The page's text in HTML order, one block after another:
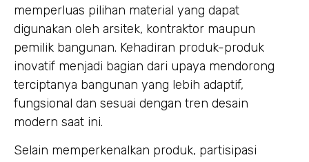
memperluas pilihan material yang dapat
digunakan oleh arsitek, kontraktor maupun
pemilik bangunan. Kehadiran produk-produk
inovatif menjadi bagian dari upaya mendorong
terciptanya bangunan yang lebih adaptif,
fungsional dan sesuai dengan tren desain
modern saat ini.
Selain memperkenalkan produk, partisipasi